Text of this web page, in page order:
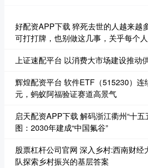
好配资APP下载 猝死去世的人越来越
可打打牌，也别做这几事，关乎每个
上证速配平台 以消费大市场建设推动
辉煌配资平台 软件ETF（515230）连
元，蚂蚁阿福验证赛道高景气
启天配资APP下载 解码浙江衢州“十五
图：2030年建成“中国氟谷”
股票杠杆公司官网 深入乡村:西南财经
队探索乡村振兴的基层答案